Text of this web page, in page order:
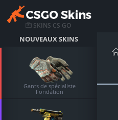
SKINS CS GO
NOUVEAUX SKINS
Gants de spécialiste
Fondation